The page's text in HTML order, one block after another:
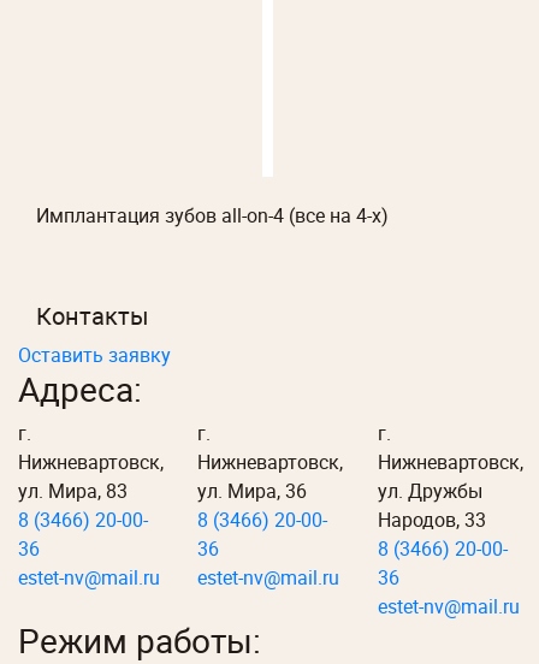
Имплантация зубов all-on-4 (все на 4-х)
Контакты
Оставить заявку
Адреса:
г.
Нижневартовск,
ул. Мира, 83
8 (3466) 20-00-
36
estet-nv@mail.ru
г.
Нижневартовск,
ул. Мира, 36
8 (3466) 20-00-
36
estet-nv@mail.ru
г.
Нижневартовск,
ул. Дружбы
Народов, 33
8 (3466) 20-00-
36
estet-nv@mail.ru
Режим работы: